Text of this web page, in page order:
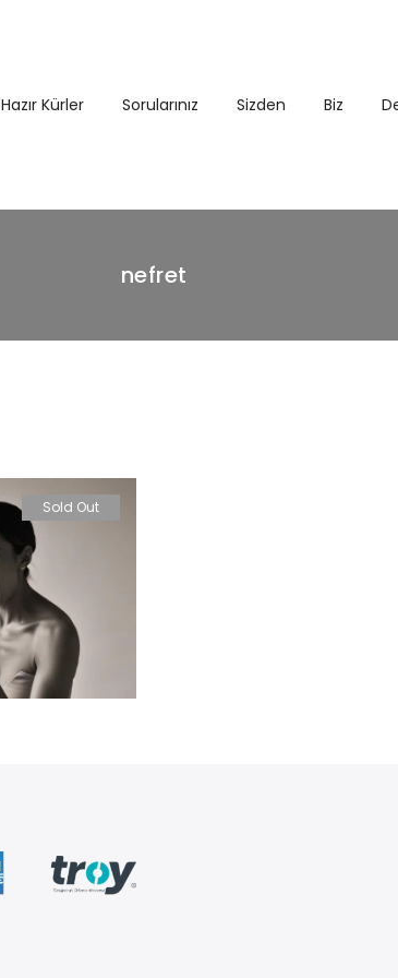
Hazır Kürler Sorularınız Sizden Biz
nefret
Sold Out